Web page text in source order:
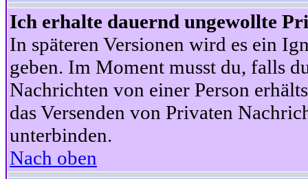
Ich erhalte dauernd ungewollte
In späteren Versionen wird es ein
geben. Im Moment musst du, falls
Nachrichten von einer Person
das Versenden von Privaten
unterbinden.
Nach oben